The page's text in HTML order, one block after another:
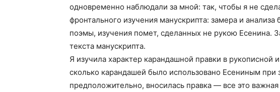
одновременно наблюдали за мной: так, чтобы я не
фронтального изучения манускрипта: замера и анализа
поэмы, изучения помет, сделанных не рукою Есенина.
текста манускрипта.
Я изучила характер карандашной правки в
сколько карандашей было использовано Есениным при
предположительно, вносилась правка — все это